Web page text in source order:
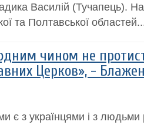
Василій (Тучапець).
та Полтавської
чином не
Церков», -
є з українцями і з людьми